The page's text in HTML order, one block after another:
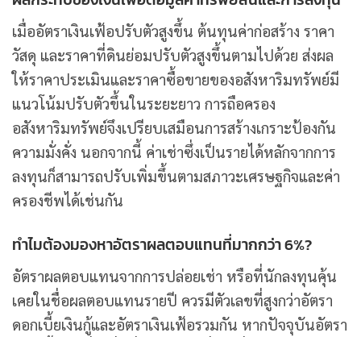
เมื่ออัตราเงินเฟ้อปรับตัวสูงขึ้น ต้นทุนค่าก่อสร้าง ราคา
วัสดุ และราคาที่ดินย่อมปรับตัวสูงขึ้นตามไปด้วย ส่งผล
ให้ราคาประเมินและราคาซื้อขายของอสังหาริมทรัพย์มี
แนวโน้มปรับตัวขึ้นในระยะยาว การถือครอง
อสังหาริมทรัพย์จึงเปรียบเสมือนการสร้างเกราะป้องกัน
ความมั่งคั่ง นอกจากนี้ ค่าเช่าซึ่งเป็นรายได้หลักจากการ
ลงทุนก็สามารถปรับเพิ่มขึ้นตามสภาวะเศรษฐกิจและค่า
ครองชีพได้เช่นกัน
ทำไมต้องมองหาอัตราผลตอบแทนที่มากกว่า 6%?
อัตราผลตอบแทนจากการปล่อยเช่า หรือที่นักลงทุนคุ้น
เคยในชื่อผลตอบแทนรายปี ควรมีตัวเลขที่สูงกว่าอัตรา
ดอกเบี้ยเงินกู้และอัตราเงินเฟ้อรวมกัน หากปัจจุบันอัตรา